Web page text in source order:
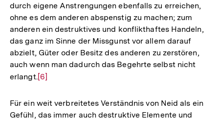
durch eigene Anstrengungen ebenfalls zu erreichen,
ohne es dem anderen abspenstig zu machen; zum
anderen ein destruktives und konflikthaftes Handeln,
das ganz im Sinne der Missgunst vor allem darauf
abzielt, Güter oder Besitz des anderen zu zerstören,
auch wenn man dadurch das Begehrte selbst nicht
erlangt.Zur
der
Fußnote
[6]
Für ein weit verbreitetes Verständnis von Neid als ein
Gefühl, das immer auch destruktive Elemente und